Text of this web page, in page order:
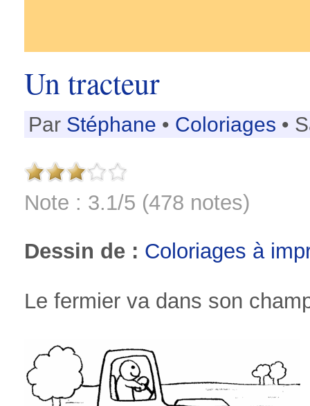
Un tracteur
Par Stéphane • Coloriages •
Note : 3.1/5 (478 notes)
Dessin de : Coloriages à
Le fermier va dans son